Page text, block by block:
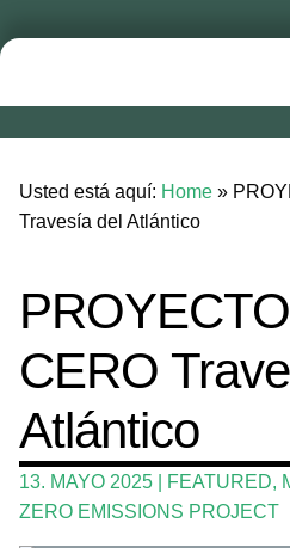
Noticias
Competencia
Guia
Revistas
Mi cuenta
Usted está aquí: Home »
Travesía del Atlántico
CERO
Atlántico
13. MAYO 2025 FEATURED,
ZERO EMISSIONS PROJECT